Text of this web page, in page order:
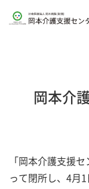
岡本介
「岡本介護支援
って閉所し、4月